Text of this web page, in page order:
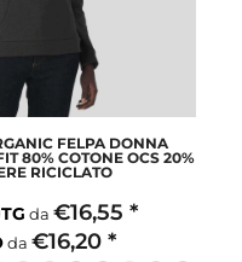
FELPA DONNA
80% COTONE OCS 20%
RICICLATO
da€16,55*
da €16,20 *